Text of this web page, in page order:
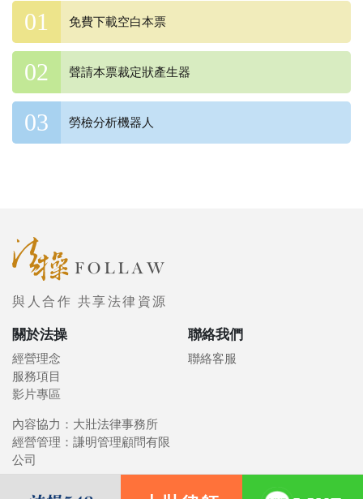
免費下載空白本票
聲請本票裁定狀產生器
勞檢分析機器人
與人合作 共享法律資源
關於法操
經營理念
服務項目
影片專區
聯絡我們
聯絡客服
內容協力：大壯法律事務所
經營管理：謙明管理顧問有限
公司